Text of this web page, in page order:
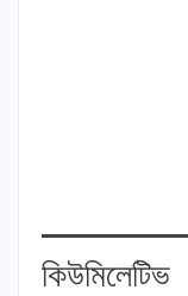
কিউমিলেটিভ